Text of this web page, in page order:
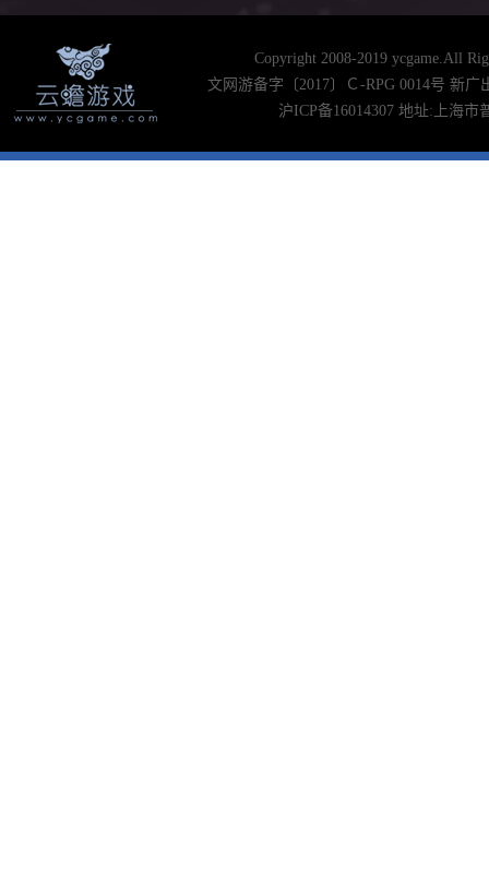
Copyright 2008-2019 ycgame.All
文网游备字〔2017〕Ｃ-RPG 0014号 新广
沪ICP备16014307 地址:上海市